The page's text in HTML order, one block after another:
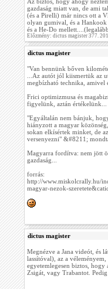
Az biztos, hogy ahogy
gazdaság miatt van, de ami
(és a Pirelli) már nincs ott a
olyan gumival, és a
és a He-Do
Előzmény: dictus magister 377.
dictus magister
"Van bennünk bőven
...Az autót jól kiismertük az
megbízható technika, amivel
Frici optimizmusa és
figyelünk, aztán
"Egyáltalán nem bánjuk,
hiányzott a magyar
sokan elkísértek minket, de
versenyezni" &#8211;
Magyarra fordítva: nem jött
gazdaság...
forrás:
http://www.miskolcrally.hu/
magyar-nezok-
dictus magister
Megnézve a Jana videót, és
lassítóval), az a
egyetemlegesen biztos,
Zsigát, vagy Trabantot.